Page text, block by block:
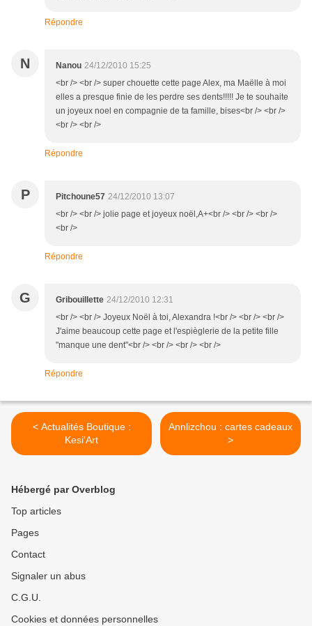
Répondre
N Nanou 24/12/2010 15:25
<br /> <br /> super chouette cette page Alex, ma Maëlle à moi
elles a presque finie de les perdre ses dents!!!!! Je te souhaite
un joyeux noel en compagnie de ta famille, bises<br /> <br />
<br /> <br />
Répondre
P Pitchoune57 24/12/2010 13:07
<br /> <br /> jolie page et joyeux noël,A+<br /> <br /> <br />
<br />
Répondre
G Gribouillette 24/12/2010 12:31
<br /> <br /> Joyeux Noël à toi, Alexandra !<br /> <br /> <br />
J'aime beaucoup cette page et l'espièglerie de la petite fille
"manque une dent"<br /> <br /> <br /> <br />
Répondre
< Actualités Boutique :
Kesi'Art
Annlizchou : cartes cadeaux
>
Hébergé par Overblog
Top articles
Pages
Contact
Signaler un abus
C.G.U.
Cookies et données personnelles